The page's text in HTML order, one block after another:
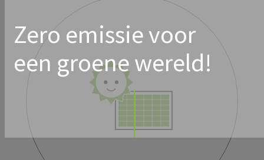
Zero emissie voor
een groene wereld!